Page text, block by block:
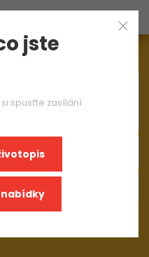
práce
jste
spusťte zasílání